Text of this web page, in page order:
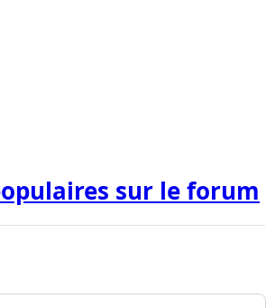
sur le forum